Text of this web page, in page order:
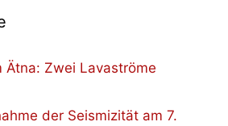
Ätna: Zwei Lavaströme
der Seismizität am 7.